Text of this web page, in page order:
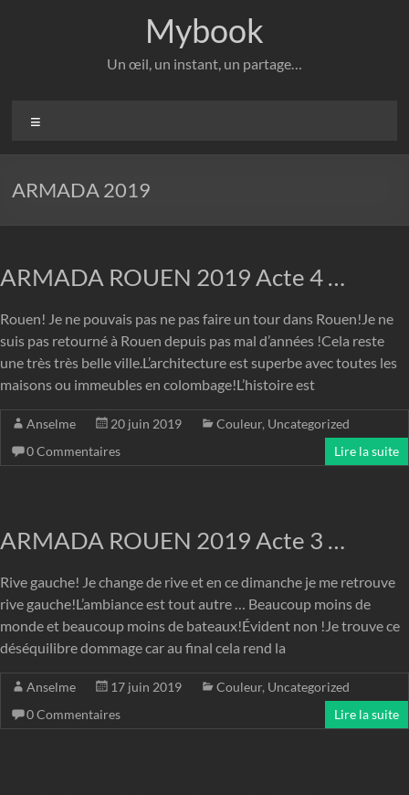
Mybook
Un œil, un instant, un partage…
ARMADA 2019
ARMADA ROUEN 2019 Acte 4 …
Rouen! Je ne pouvais pas ne pas faire un tour dans Rouen!Je ne
suis pas retourné à Rouen depuis pas mal d’années !Cela reste
une très très belle ville.L’architecture est superbe avec toutes les
maisons ou immeubles en colombage!L’histoire est
Anselme 20 juin 2019 Couleur, Uncategorized
0 Commentaires
Lire la suite
ARMADA ROUEN 2019 Acte 3 …
Rive gauche! Je change de rive et en ce dimanche je me retrouve
rive gauche!L’ambiance est tout autre … Beaucoup moins de
monde et beaucoup moins de bateaux!Évident non !Je trouve ce
déséquilibre dommage car au final cela rend la
Anselme 17 juin 2019 Couleur, Uncategorized
0 Commentaires
Lire la suite